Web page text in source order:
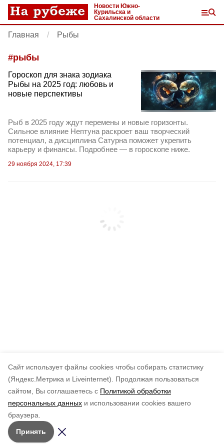
Cайт использует файлы cookies чтобы собирать статистику
(Яндекс.Метрика и Liveinternet).
Продолжая пользоваться
сайтом, Вы соглашаетесь с Политикой обработки
персональных данных и использовании cookies вашего
браузера.
Принять
Новости Южно-
Курильска и
Сахалинской области
Главная Рыбы
#рыбы
Гороскоп для знака зодиака
Рыбы на 2025 год: любовь и
новые перспективы
Рыб в 2025 году ждут перемены и новые горизонты.
Сильное влияние Нептуна раскроет ваш творческий
потенциал, а дисциплина Сатурна поможет укрепить
карьеру и финансы. Подробнее — в гороскопе ниже.
29 ноября 2024, 17:39